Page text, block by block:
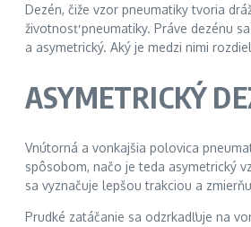
Dezén, čiže vzor pneumatiky tvoria
životnosť pneumatiky. Práve dezénu
a asymetrický. Aký je medzi nimi
ASYMETRICKÝ
Vnútorná a vonkajšia polovica
spôsobom, načo je teda asymetrický
sa vyznačuje lepšou trakciou a
Prudké zatáčanie sa odzrkadľuje na